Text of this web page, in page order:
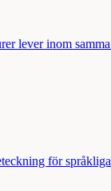
lever inom
för